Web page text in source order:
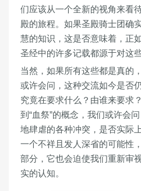
们应该从一个全新的视角来看
殿的旅程。如果圣殿骑士团确
慧的知识，这是否意味着，正
圣经中的许多记载都源于对这
当然，如果所有这些都是真的
或许会问，这种交流如今是否
究竟在要求什么？由谁来要求
到“血祭”的概念，我们或许会
地肆虐的各种冲突，是否实际
一个不祥且发人深省的可能性
部分，它也会迫使我们重新审
实的认知。